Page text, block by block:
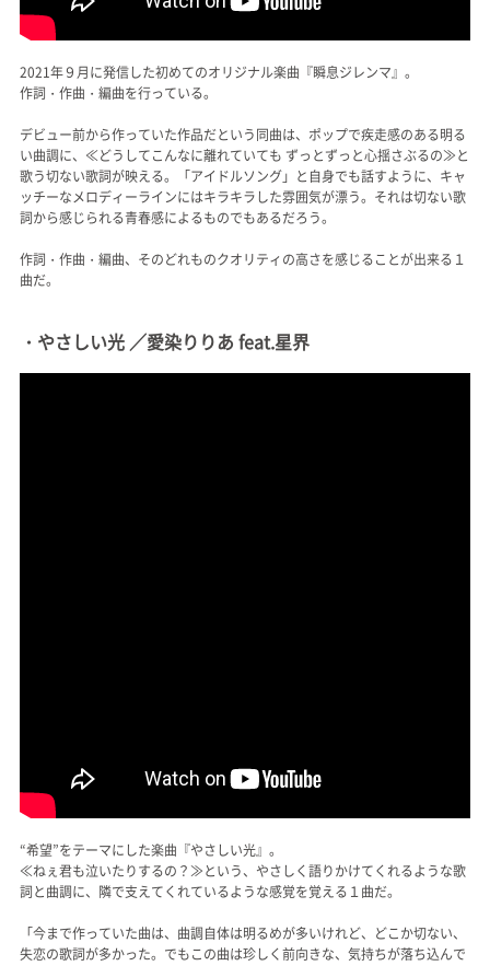
2021年９月に発信した初めてのオリジナル楽曲『瞬息ジレンマ』。
作詞・作曲・編曲を行っている。
デビュー前から作っていた作品だという同曲は、ポップで疾走感のある明る
い曲調に、≪どうしてこんなに離れていても ずっとずっと心揺さぶるの≫と
歌う切ない歌詞が映える。「アイドルソング」と自身でも話すように、キャ
ッチーなメロディーラインにはキラキラした雰囲気が漂う。それは切ない歌
詞から感じられる青春感によるものでもあるだろう。
作詞・作曲・編曲、そのどれものクオリティの高さを感じることが出来る１
曲だ。
・やさしい光 ／愛染りりあ feat.星界
“希望”をテーマにした楽曲『やさしい光』。
≪ねぇ君も泣いたりするの？≫という、やさしく語りかけてくれるような歌
詞と曲調に、隣で支えてくれているような感覚を覚える１曲だ。
「今まで作っていた曲は、曲調自体は明るめが多いけれど、どこか切ない、
失恋の歌詞が多かった。でもこの曲は珍しく前向きな、気持ちが落ち込んで